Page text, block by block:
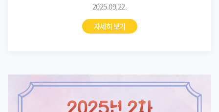
2025.09.22.
자세히 보기